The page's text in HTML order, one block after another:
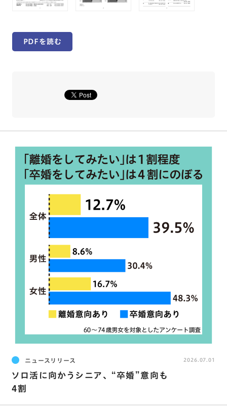
PDFを読む
ニュースリリース
ソロ活に向かうシニア､ “卒婚”意向も
4割
2026.07.01